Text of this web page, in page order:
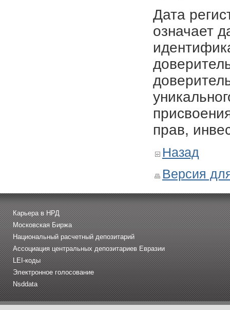
Дата
означает
прав,
Назад
Версия
Карьера в НРД
Московская Биржа
Национальный расчетный депозитарий
Ассоциация центральных депозитариев Евразии
LEI-коды
Электронное голосование
Nsddata